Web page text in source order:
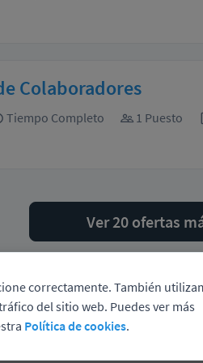
Colaboradores
Tiempo Completo 1 Puesto
Ver 20 ofertas
y le
correctamente. También
del sitio web. Puedes ver más
Política de cookies.